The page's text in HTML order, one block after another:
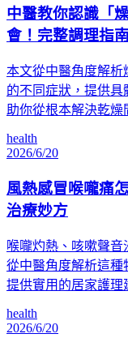
中醫教你認識「
會！完整調理指
本文從中醫角度解析
的不同症狀，提供
助你從根本解決乾燥
health
2026/6/20
風熱感冒喉嚨痛
治療妙方
喉嚨灼熱、咳嗽聲
從中醫角度解析這種
提供實用的居家護理
health
2026/6/20